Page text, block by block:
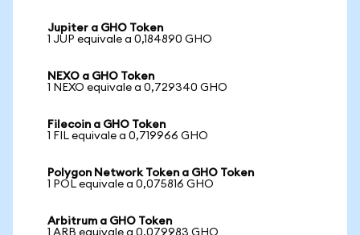
Jupiter a GHO Token
1 JUP equivale a 0,184890 GHO
NEXO a GHO Token
1 NEXO equivale a 0,729340 GHO
Filecoin a GHO Token
1 FIL equivale a 0,719966 GHO
Polygon Network Token a GHO Token
1 POL equivale a 0,075816 GHO
Arbitrum a GHO Token
1 ARB equivale a 0,079983 GHO